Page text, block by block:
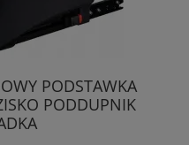
PODSTAWKA
PODDUPNIK